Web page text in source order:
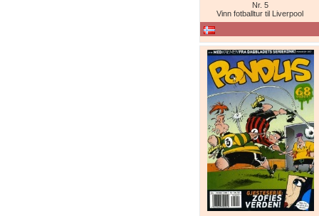
Nr. 5
Vinn fotballtur til Liverpool